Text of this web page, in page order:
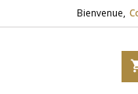
Bienvenue,